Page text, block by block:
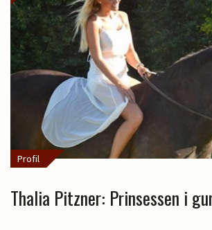
Profil
Thalia Pitzner: Prinsessen i